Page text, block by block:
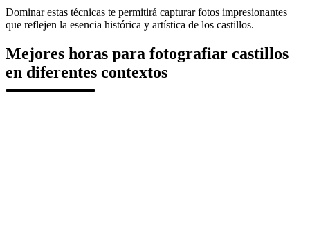
Dominar estas técnicas te permitirá capturar fotos impresionantes
que reflejen la esencia histórica y artística de los castillos.
Mejores horas para fotografiar castillos
en diferentes contextos